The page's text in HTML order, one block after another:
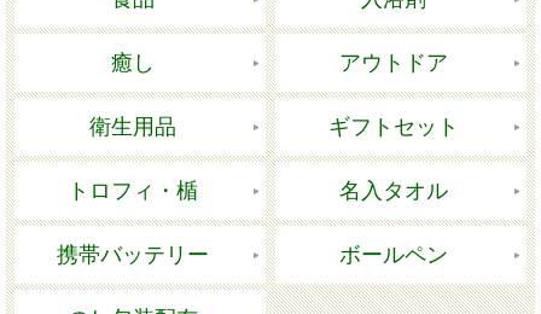
癒し アウトドア
衛生用品 ギフトセット
トロフィ・楯 名入タオル
携帯バッテリー ボールペン